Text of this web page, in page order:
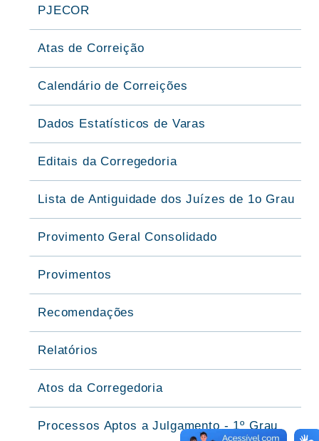
PJECOR
Atas de Correição
Calendário de Correições
Dados Estatísticos de Varas
Editais da Corregedoria
Lista de Antiguidade dos Juízes de 1o Grau
Provimento Geral Consolidado
Provimentos
Recomendações
Relatórios
Atos da Corregedoria
Processos Aptos a Julgamento - 1º Grau